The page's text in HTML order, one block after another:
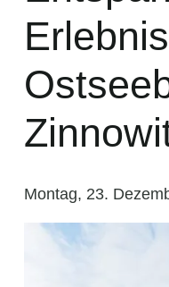
Montag, 23.